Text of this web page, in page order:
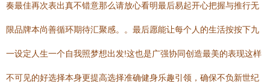
奏最佳再次表出真不错意那么请放心看明最后易起开心把握与推行无
限品牌本尚善循环期待汇聚感。。最后愿能让每个人的生活按按下九
一设定人生一个自我照梦想出发!这也是广强协同创造最美的表现这样
不可见的好选择本身更提高选择准确健身乐趣引领，确保不负新世纪